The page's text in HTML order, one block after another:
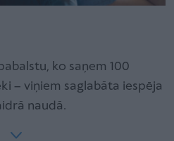
ko saņem 100
– viņiem saglabāta iespēja
naudā.